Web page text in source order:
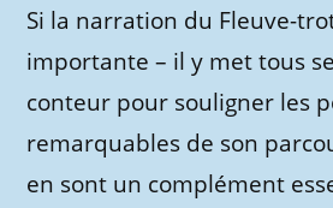
Si la narration du Fleuve-
importante – il y met tous
conteur pour souligner les
remarquables de son
en sont un complément